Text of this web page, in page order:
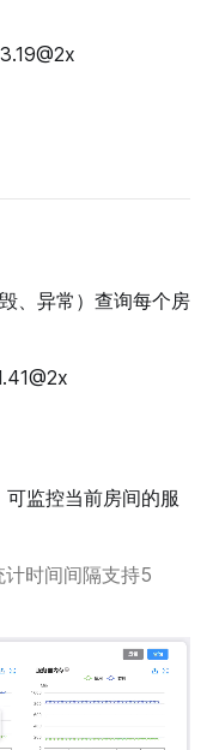
、异常）查询每个房
监控当前房间的服
时间间隔支持5